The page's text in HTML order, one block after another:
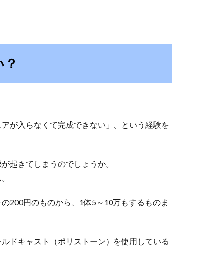
が入らなくて完成できない」、という経験を
起きてしまうのでしょうか。
200円のものから、1体5～10万もするものま
ドキャスト（ポリストーン）を使用している